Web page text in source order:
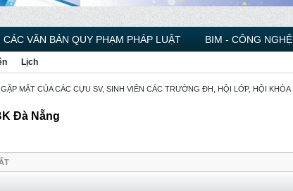
CÁC VĂN BẢN QUY PHẠM PHÁP LUẬT BIM - CÔNG NGHỆ
Lịch
MẶT CỦA CÁC CỰU SV, SINH VIÊN CÁC TRƯỜNG ĐH, HỘI LỚP, HỘI KHÓA
Đà Nẵng